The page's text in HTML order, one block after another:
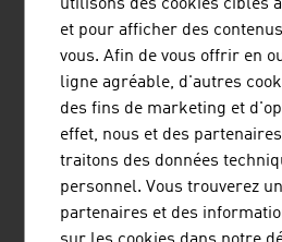
Dialab, dont le siège social est
est un producteur et un
laboratoire et d'appareils de
utilisons des cookies ciblés
et pour afficher des
vous. Afin de vous offrir en
ligne agréable, d'autres
des fins de marketing et
effet, nous et des
traitons des données
personnel. Vous trouverez
partenaires et des